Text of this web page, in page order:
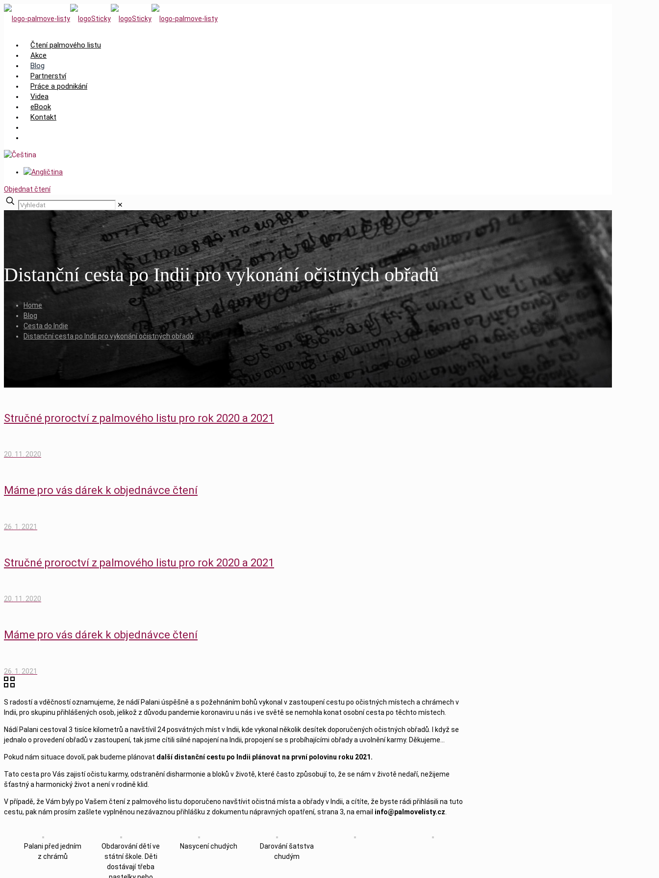
Čtení palmového listu
Akce
Blog
Partnerství
Práce a podnikání
Videa
eBook
Kontakt
Objednat čtení
✕
Distanční cesta po Indii pro vykonání očistných obřadů
Home
Blog
Cesta do Indie
Distanční cesta po Indii pro vykonání očistných obřadů
Stručné proroctví z palmového listu pro rok 2020 a 2021
20. 11. 2020
Máme pro vás dárek k objednávce čtení
26. 1. 2021
Stručné proroctví z palmového listu pro rok 2020 a 2021
20. 11. 2020
Máme pro vás dárek k objednávce čtení
26. 1. 2021
S radostí a vděčností oznamujeme, že nádí Palani úspěšně a s požehnáním bohů vykonal v zastoupení cestu po očistných místech a chrámech v
Indii, pro skupinu přihlášených osob, jelikož z důvodu pandemie koronaviru u nás i ve světě se nemohla konat osobní cesta po těchto místech.
Nádí Palani cestoval 3 tisíce kilometrů a navštívil 24 posvátných míst v Indii, kde vykonal několik desítek doporučených očistných obřadů. I když se
jednalo o provedení obřadů v zastoupení, tak jsme cítili silné napojení na Indii, propojení se s probíhajícími obřady a uvolnění karmy. Děkujeme…
Pokud nám situace dovolí, pak budeme plánovat další distanční cestu po Indii plánovat na první polovinu roku 2021.
Tato cesta pro Vás zajistí očistu karmy, odstranění disharmonie a bloků v životě, které často způsobují to, že se nám v životě nedaří, nežijeme
šťastný a harmonický život a není v rodině klid.
V případě, že Vám byly po Vašem čtení z palmového listu doporučeno navštívit očistná místa a obřady v Indii, a cítíte, že byste rádi přihlásili na tuto
cestu, pak nám prosím zašlete vyplněnou nezávaznou přihlášku z dokumentu nápravných opatření, strana 3, na email info@palmovelisty.cz
Palani před jedním
z chrámů
Obdarování dětí ve
státní škole. Děti
dostávají třeba
Nasycení chudých
Darování šatstva
chudým